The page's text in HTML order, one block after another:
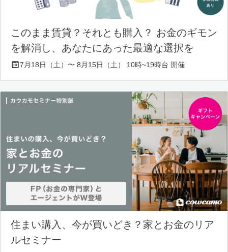
このまま賃貸？それとも購入？ お金のギモン
を解消し、あなたにあった最適な選択を
7月18日（土）〜 8月15日（土） 10時~19時台 開催
住まい購入、今が買いどき？家とお金のリア
ルセミナー